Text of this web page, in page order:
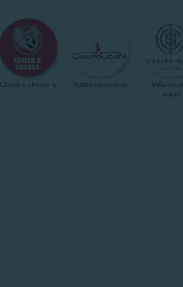
Chuck e. cheese ´s Teatro caupolicán
Viña
macul